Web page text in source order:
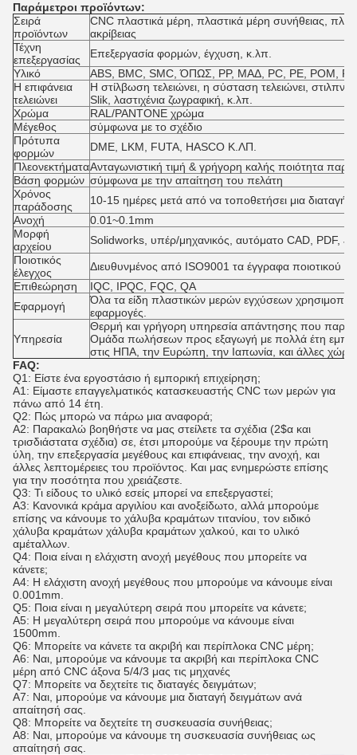
Παράμετροι προϊόντων:
Σειρά
προϊόντων
CNC πλαστικά μέρη, πλαστικά μέρη συνήθειας,
ακρίβειας
Τέχνη
επεξεργασίας
Επεξεργασία φορμών, έγχυση, κ.λπ.
Υλικό
ABS, BMC, SMC, ΌΠΩΣ, PP, ΜΑΔ, PC, PE, POM,
Η επιφάνεια
τελειώνει
Η στίλβωση τελειώνει, η σύσταση τελειώνει,
Slik, λαστιχένια ζωγραφική, κ.λπ.
Χρώμα
RAL/PANTONE χρώμα
Μέγεθος
σύμφωνα με το σχέδιο
Πρότυπα
φορμών
DME, LKM, FUTA, HASCO Κ.ΛΠ.
ΠλεονεκτήματαΑνταγωνιστική τιμή & γρήγορη καλής ποιότητα
Βάση φορμών σύμφωνα με την απαίτηση του πελάτη
Χρόνος
παράδοσης
10-15 ημέρες μετά από να τοποθετήσει μια διαταγή
Ανοχή
0.01~0.1mm
Μορφή
αρχείου
Solidworks, υπέρ/μηχανικός, αυτόματο CAD, PDF,
Ποιοτικός
έλεγχος
Διευθυνμένος από ISO9001 τα έγγραφα ποιοτικού
Επιθεώρηση
IQC, IPQC, FQC, QA
Εφαρμογή
Όλα τα είδη πλαστικών μερών εγχύσεων
εφαρμογές.
Υπηρεσία
Θερμή και γρήγορη υπηρεσία απάντησης που
Ομάδα πωλήσεων προς εξαγωγή με πολλά έτη
στις ΗΠΑ, την Ευρώπη, την Ιαπωνία, και άλλες χώρες
FAQ:
Q1: Είστε ένα εργοστάσιο ή εμπορική επιχείρηση;
Α1: Είμαστε επαγγελματικός κατασκευαστής CNC των μερών για
πάνω από 14 έτη.
Q2: Πώς μπορώ να πάρω μια αναφορά;
A2: Παρακαλώ βοηθήστε να μας στείλετε τα σχέδια (2$α και
τρισδιάστατα σχέδια) σε, έτσι μπορούμε να ξέρουμε την πρώτη
ύλη, την επεξεργασία μεγέθους και επιφάνειας, την ανοχή, και
άλλες λεπτομέρειες του προϊόντος. Και μας ενημερώστε επίσης
για την ποσότητα που χρειάζεστε.
Q3: Τι είδους το υλικό εσείς μπορεί να επεξεργαστεί;
A3: Κανονικά κράμα αργιλίου και ανοξείδωτο, αλλά μπορούμε
επίσης να κάνουμε το χάλυβα κραμάτων τιτανίου, τον ειδικό
χάλυβα κραμάτων χάλυβα κραμάτων χαλκού, και το υλικό
αμέταλλων.
Q4: Ποια είναι η ελάχιστη ανοχή μεγέθους που μπορείτε να
κάνετε;
A4: Η ελάχιστη ανοχή μεγέθους που μπορούμε να κάνουμε είναι
0.001mm.
Q5: Ποια είναι η μεγαλύτερη σειρά που μπορείτε να κάνετε;
A5: Η μεγαλύτερη σειρά που μπορούμε να κάνουμε είναι
1500mm.
Q6: Μπορείτε να κάνετε τα ακριβή και περίπλοκα CNC μέρη;
A6: Ναι, μπορούμε να κάνουμε τα ακριβή και περίπλοκα CNC
μέρη από CNC άξονα 5/4/3 μας τις μηχανές
Q7: Μπορείτε να δεχτείτε τις διαταγές δειγμάτων;
A7: Ναι, μπορούμε να κάνουμε μια διαταγή δειγμάτων ανά
απαίτησή σας.
Q8: Μπορείτε να δεχτείτε τη συσκευασία συνήθειας;
A8: Ναι, μπορούμε να κάνουμε τη συσκευασία συνήθειας ως
απαίτησή σας.